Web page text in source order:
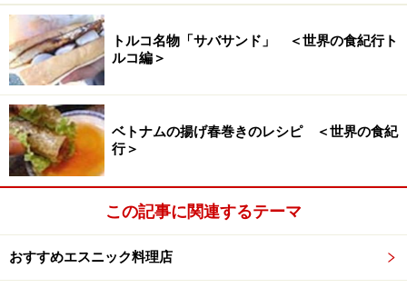
「素材を生かしたカレー プラウンモイリー（海老のココナ
ッツカレー）」180g（1人前）350円（税込）
続いて紹介するのは、「素材を生かしたカレー プラウン
モイリー（海老のココナッツカレー）」180g（1人前）
350円（税込）。プラウンモイリーとは、南インド・ケ
ララ州発祥のココナッツミルクをベースにしたえびカレ
ーのこと。
この無印良品版はテレビ番組でも絶賛されていた人気商
品で、えびのうまみ、レモンの酸味、マスタードシード
の香ばしさが特徴。ココナッツミルクのコクとカレーリ
トルコ名物「サバサンド」 ＜世界の食紀行ト
ルコ編＞
ベトナムの揚げ春巻きのレシピ ＜世界の食紀
行＞
この記事に関連するテーマ
おすすめエスニック料理店